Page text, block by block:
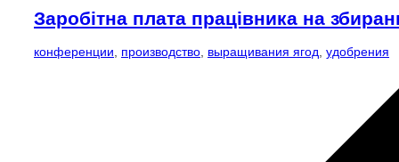
Заробітна плата працівника на
конференции, производство, выращивания ягод, удобрения